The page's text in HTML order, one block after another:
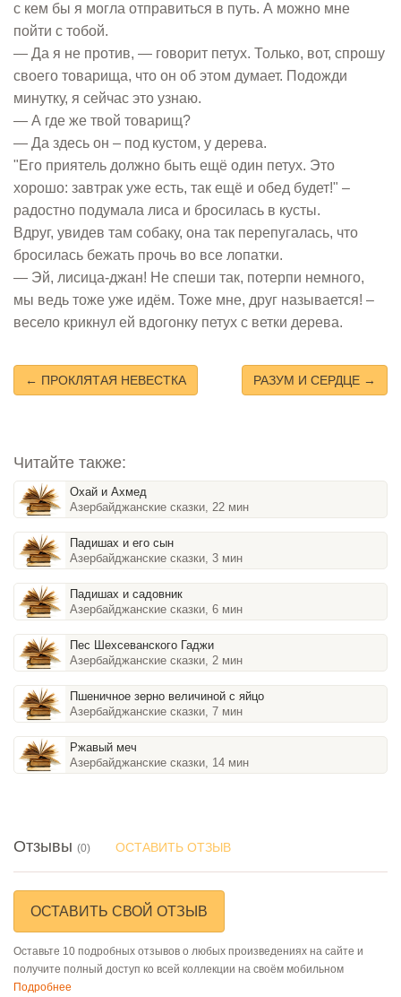
с кем бы я могла отправиться в путь. А можно мне
пойти с тобой.
— Да я не против, — говорит петух. Только, вот, спрошу
своего товарища, что он об этом думает. Подожди
минутку, я сейчас это узнаю.
— А где же твой товарищ?
— Да здесь он – под кустом, у дерева.
"Его приятель должно быть ещё один петух. Это
хорошо: завтрак уже есть, так ещё и обед будет!" –
радостно подумала лиса и бросилась в кусты.
Вдруг, увидев там собаку, она так перепугалась, что
бросилась бежать прочь во все лопатки.
— Эй, лисица-джан! Не спеши так, потерпи немного,
мы ведь тоже уже идём. Тоже мне, друг называется! –
весело крикнул ей вдогонку петух с ветки дерева.
← ПРОКЛЯТАЯ НЕВЕСТКА РАЗУМ И СЕРДЦЕ →
Читайте также:
Охай и Ахмед
Азербайджанские сказки, 22 мин
Падишах и его сын
Азербайджанские сказки, 3 мин
Падишах и садовник
Азербайджанские сказки, 6 мин
Пес Шехсеванского Гаджи
Азербайджанские сказки, 2 мин
Пшеничное зерно величиной с яйцо
Азербайджанские сказки, 7 мин
Ржавый меч
Азербайджанские сказки, 14 мин
Отзывы (0) ОСТАВИТЬ ОТЗЫВ
ОСТАВИТЬ СВОЙ ОТЗЫВ
Оставьте 10 подробных отзывов о любых произведениях на сайте и
получите полный доступ ко всей коллекции на своём мобильном
Подробнее